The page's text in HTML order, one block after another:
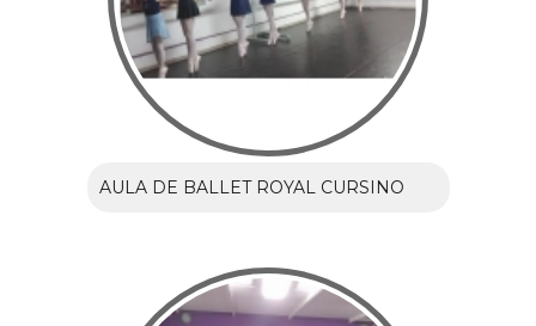
AULA DE BALLET ROYAL CURSINO